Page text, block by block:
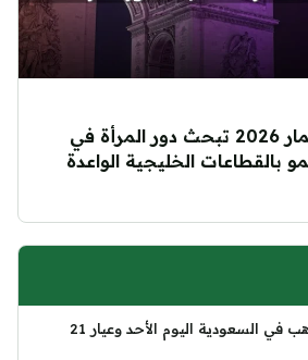
قمة باريس للاستثمار 2026 تبحث دور المرأة في
بالقطاعات الخليجية الواعدة
استقرار أسعار الذهب في السعودية اليوم الأحد وعيار 21